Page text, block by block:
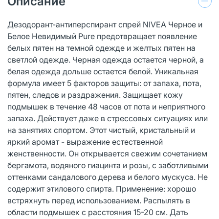
Дезодорант-антиперспирант спрей NIVEA Черное и
Белое Невидимый Pure предотвращает появление
белых пятен на темной одежде и желтых пятен на
светлой одежде. Черная одежда остается черной, а
белая одежда дольше остается белой. Уникальная
формула имеет 5 факторов защиты: от запаха, пота,
пятен, следов и раздражения. Защищает кожу
подмышек в течение 48 часов от пота и неприятного
запаха. Действует даже в стрессовых ситуациях или
на занятиях спортом. Этот чистый, кристальный и
яркий аромат - выражение естественной
женственности. Он открывается свежим сочетанием
бергамота, водяного гиацинта и розы, с заботливыми
оттенками сандалового дерева и белого мускуса. Не
содержит этилового спирта. Применение: хорошо
встряхнуть перед использованием. Распылять в
области подмышек с расстояния 15-20 см. Дать